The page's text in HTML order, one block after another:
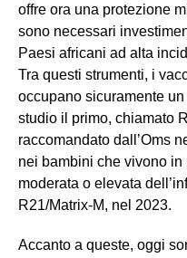
offre ora una protezione
sono necessari
Paesi africani ad alta
Tra questi strumenti, i
occupano sicuramente
studio il primo, chiamato
raccomandato dall’Oms
nei bambini che vivono
moderata o elevata
R21/Matrix-M, nel 2023.
Accanto a queste, oggi